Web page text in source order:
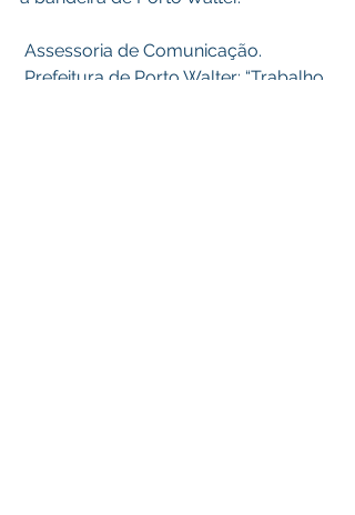
Assessoria de Comunicação.